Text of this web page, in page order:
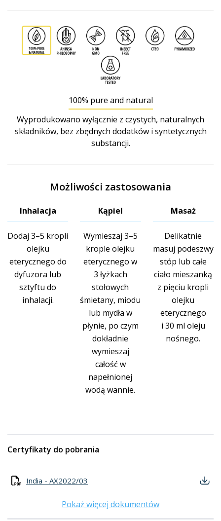
100% pure and natural
Wyprodukowano wyłącznie z czystych, naturalnych
składników, bez zbędnych dodatków i syntetycznych
substancji.
Możliwości zastosowania
Inhalacja
Dodaj 3–5 kropli
olejku
eterycznego do
dyfuzora lub
sztyftu do
inhalacji.
Kąpiel
Wymieszaj 3–5
krople olejku
eterycznego w
3 łyżkach
stołowych
śmietany, miodu
lub mydła w
płynie, po czym
dokładnie
wymieszaj
całość w
napełnionej
wodą wannie.
Masaż
Delikatnie
masuj podeszwy
stóp lub całe
ciało mieszanką
z pięciu kropli
olejku
eterycznego
i 30 ml oleju
nośnego.
Certyfikaty do pobrania
India - AX2022/03
Pokaż więcej dokumentów